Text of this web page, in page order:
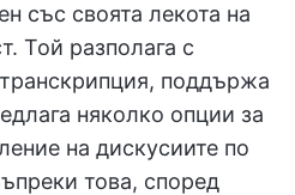
със своята лекота на
Той разполага с
поддържа
няколко опции за
на дискусиите по
това, според